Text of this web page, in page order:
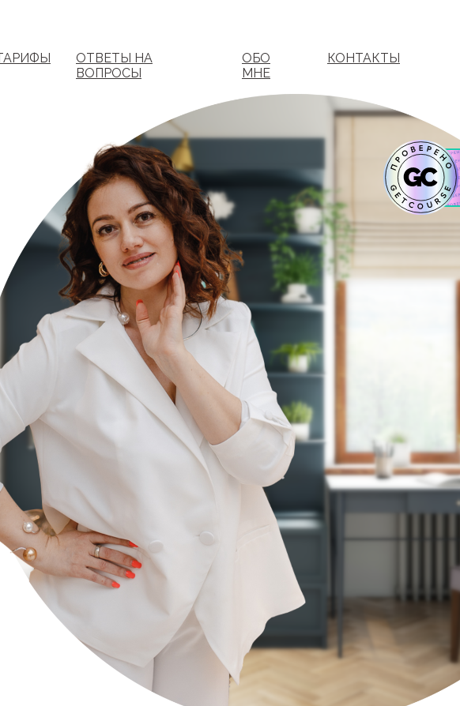
ОТВЕТЫ НА
ВОПРОСЫ
ОБО
МНЕ
КОНТАКТЫ